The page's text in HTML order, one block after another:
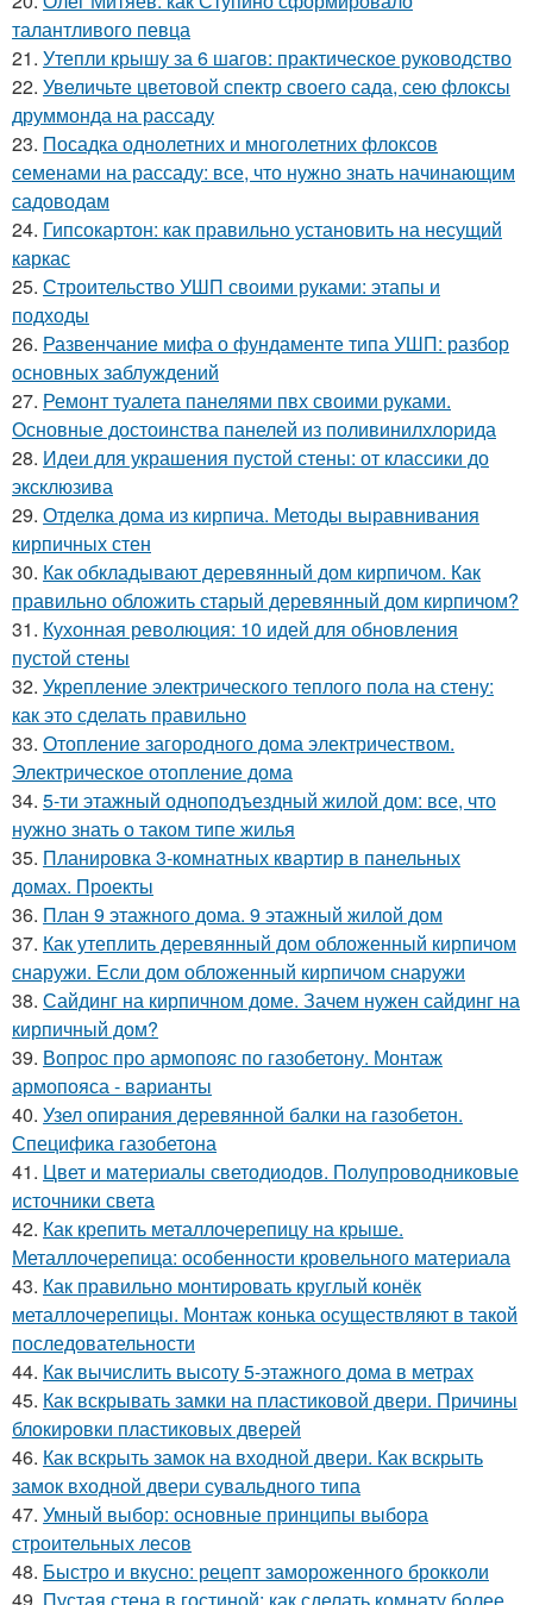
талантливого певца
21. Утепли крышу за 6 шагов: практическое руководство
22. Увеличьте цветовой спектр своего сада, сею флоксы
друммонда на рассаду
23. Посадка однолетних и многолетних флоксов
семенами на рассаду: все, что нужно знать начинающим
садоводам
24. Гипсокартон: как правильно установить на несущий
каркас
25. Строительство УШП своими руками: этапы и
подходы
26. Развенчание мифа о фундаменте типа УШП: разбор
основных заблуждений
27. Ремонт туалета панелями пвх своими руками.
Основные достоинства панелей из поливинилхлорида
28. Идеи для украшения пустой стены: от классики до
эксклюзива
29. Отделка дома из кирпича. Методы выравнивания
кирпичных стен
30. Как обкладывают деревянный дом кирпичом. Как
правильно обложить старый деревянный дом кирпичом?
31. Кухонная революция: 10 идей для обновления
пустой стены
32. Укрепление электрического теплого пола на стену:
как это сделать правильно
33. Отопление загородного дома электричеством.
Электрическое отопление дома
34. 5-ти этажный одноподъездный жилой дом: все, что
нужно знать о таком типе жилья
35. Планировка 3-комнатных квартир в панельных
домах. Проекты
36. План 9 этажного дома. 9 этажный жилой дом
37. Как утеплить деревянный дом обложенный кирпичом
снаружи. Если дом обложенный кирпичом снаружи
38. Сайдинг на кирпичном доме. Зачем нужен сайдинг на
кирпичный дом?
39. Вопрос про армопояс по газобетону. Монтаж
армопояса - варианты
40. Узел опирания деревянной балки на газобетон.
Специфика газобетона
41. Цвет и материалы светодиодов. Полупроводниковые
источники света
42. Как крепить металлочерепицу на крыше.
Металлочерепица: особенности кровельного материала
43. Как правильно монтировать круглый конёк
металлочерепицы. Монтаж конька осуществляют в такой
последовательности
44. Как вычислить высоту 5-этажного дома в метрах
45. Как вскрывать замки на пластиковой двери. Причины
блокировки пластиковых дверей
46. Как вскрыть замок на входной двери. Как вскрыть
замок входной двери сувальдного типа
47. Умный выбор: основные принципы выбора
строительных лесов
48. Быстро и вкусно: рецепт замороженного брокколи